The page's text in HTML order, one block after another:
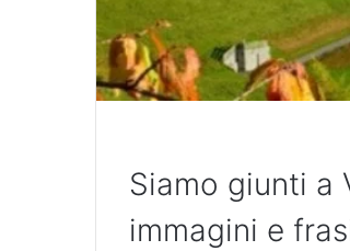
Siamo giunti a
immagini e